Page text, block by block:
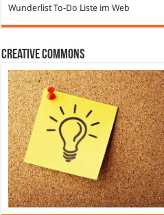
WunderlistTo-Do Liste im Web
Creative Commons